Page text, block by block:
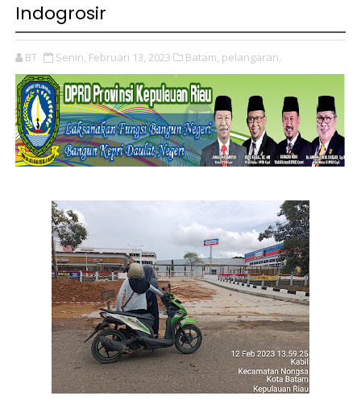
Indogrosir
BT Senin, Februari 13, 2023 Batam, pelangaran,